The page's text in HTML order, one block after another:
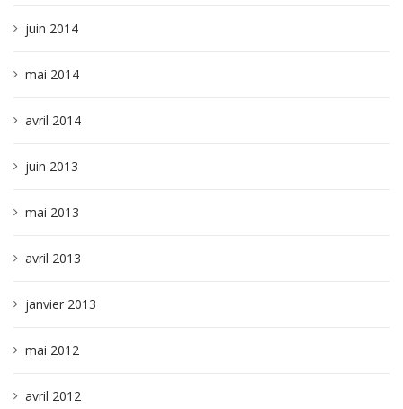
juin 2014
mai 2014
avril 2014
juin 2013
mai 2013
avril 2013
janvier 2013
mai 2012
avril 2012